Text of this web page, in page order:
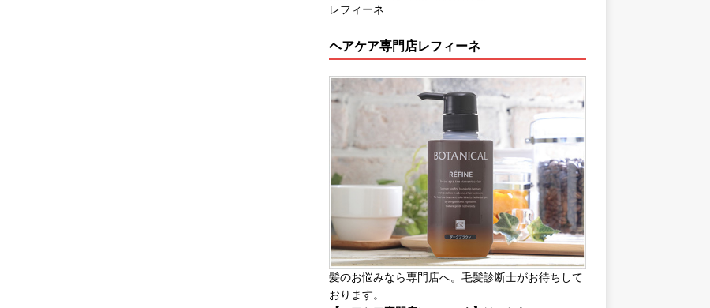
レフィーネ
ヘアケア専門店レフィーネ
髪のお悩みなら専門店へ。毛髪診断士がお待ちして
おります。